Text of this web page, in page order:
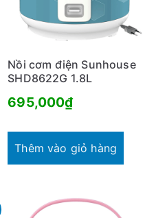
Nồi cơm điện Sunhouse
SHD8622G 1.8L
695,000₫
Thêm vào giỏ hàng